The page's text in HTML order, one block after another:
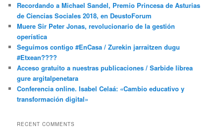
Recordando a Michael Sandel, Premio Princesa de Asturias
de Ciencias Sociales 2018, en DeustoForum
Muere Sir Peter Jonas, revolucionario de la gestión
operística
Seguimos contigo #EnCasa / Zurekin jarraitzen dugu
#Etxean????
Acceso gratuito a nuestras publicaciones / Sarbide librea
gure argitalpenetara
Conferencia online. Isabel Celaá: «Cambio educativo y
transformación digital»
RECENT COMMENTS